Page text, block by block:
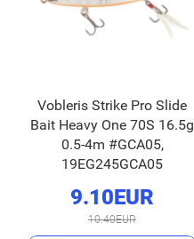
Vobleris Strike Pro Slide
Bait Heavy One 70S 16.5g
0.5-4m #GCA05,
19EG245GCA05
9.10EUR
10.40EUR